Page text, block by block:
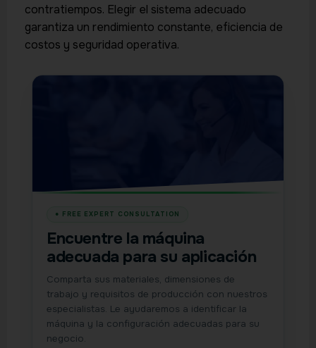
contratiempos. Elegir el sistema adecuado
garantiza un rendimiento constante, eficiencia de
costos y seguridad operativa.
Encuentre la máquina
adecuada para su aplicación
Comparta sus materiales, dimensiones de
trabajo y requisitos de producción con nuestros
especialistas. Le ayudaremos a identificar la
máquina y la configuración adecuadas para su
negocio.